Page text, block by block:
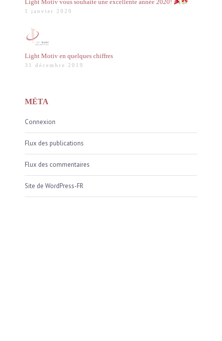
Light Motiv vous souhaite une excellente année 2020!
1 janvier 2020
Light Motiv en quelques chiffres
31 décembre 2019
MÉTA
Connexion
Flux des publications
Flux des commentaires
Site de WordPress-FR